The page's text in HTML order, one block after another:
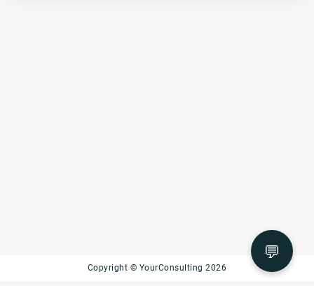
💬
Copyright © YourConsulting 2026